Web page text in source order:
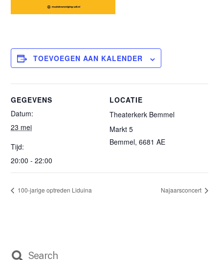
TOEVOEGEN AAN KALENDER
GEGEVENS
Datum:
23 mei
Tijd:
20:00 - 22:00
LOCATIE
Theaterkerk Bemmel
Markt 5
Bemmel, 6681 AE
100-jarige optreden Liduina Najaarsconcert